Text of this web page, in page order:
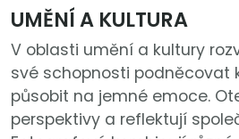
UMĚNÍ A KULTURA
V oblasti umění a kultury
své schopnosti podněcovat
působit na jemné emoce.
perspektivy a reflektují